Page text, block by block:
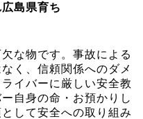
島県育ち
な物です。事故による
く、信頼関係へのダメ
イバーに厳しい安全教
自身の命・お預かりし
して安全への取り組み